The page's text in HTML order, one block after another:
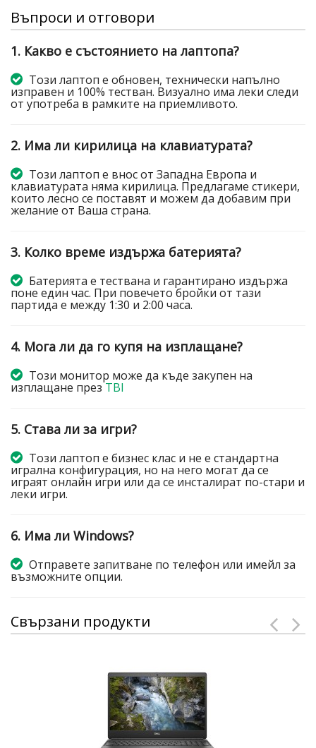
Въпроси и отговори
1. Какво е състоянието на лаптопа?
Този лаптоп е обновен, технически напълно
изправен и 100% тестван. Визуално има леки следи
от употреба в рамките на приемливото.
2. Има ли кирилица на клавиатурата?
Този лаптоп е внос от Западна Европа и
клавиатурата няма кирилица. Предлагаме стикери,
които лесно се поставят и можем да добавим при
желание от Ваша страна.
3. Колко време издържа батерията?
Батерията е тествана и гарантирано издържа
поне един час. При повечето бройки от тази
партида е между 1:30 и 2:00 часа.
4. Мога ли да го купя на изплащане?
Този монитор може да къде закупен на
изплащане презTBI
5. Става ли за игри?
Този лаптоп е бизнес клас и не е стандартна
игрална конфигурация, но на него могат да се
играят онлайн игри или да се инсталират по-стари и
леки игри.
6. Има ли Windows?
Отправете запитване по телефон или имейл за
възможните опции.
Свързани продукти